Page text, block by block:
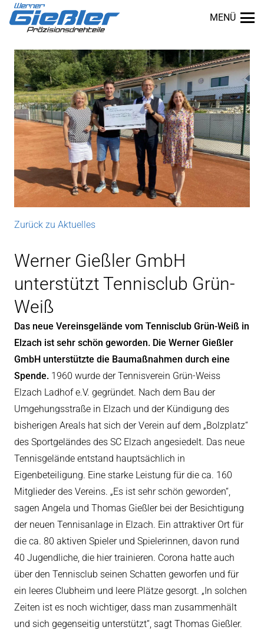
MENÜ
Zurück zu Aktuelles
Werner Gießler GmbH
unterstützt Tennisclub Grün-
Weiß
Das neue Vereinsgelände vom Tennisclub Grün-Weiß in
Elzach ist sehr schön geworden. Die Werner Gießler
GmbH unterstützte die Baumaßnahmen durch eine
Spende. 1960 wurde der Tennisverein Grün-Weiss
Elzach Ladhof e.V. gegründet. Nach dem Bau der
Umgehungsstraße in Elzach und der Kündigung des
bisherigen Areals hat sich der Verein auf dem „Bolzplatz“
des Sportgeländes des SC Elzach angesiedelt. Das neue
Tennisgelände entstand hauptsächlich in
Eigenbeteiligung. Eine starke Leistung für die ca. 160
Mitglieder des Vereins. „Es ist sehr schön geworden“,
sagen Angela und Thomas Gießler bei der Besichtigung
der neuen Tennisanlage in Elzach. Ein attraktiver Ort für
die ca. 80 aktiven Spieler und Spielerinnen, davon rund
40 Jugendliche, die hier trainieren. Corona hatte auch
über den Tennisclub seinen Schatten geworfen und für
ein leeres Clubheim und leere Plätze gesorgt. „In solchen
Zeiten ist es noch wichtiger, dass man zusammenhält
und sich gegenseitig unterstützt“, sagt Thomas Gießler.